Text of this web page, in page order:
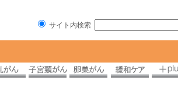
サイト内検索